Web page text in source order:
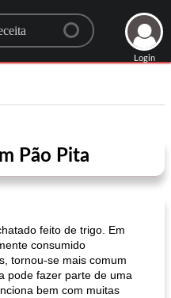
Login
Pão Pita
feito de trigo. Em
consumido
tornou-se mais comum
pode fazer parte de uma
bem com muitas